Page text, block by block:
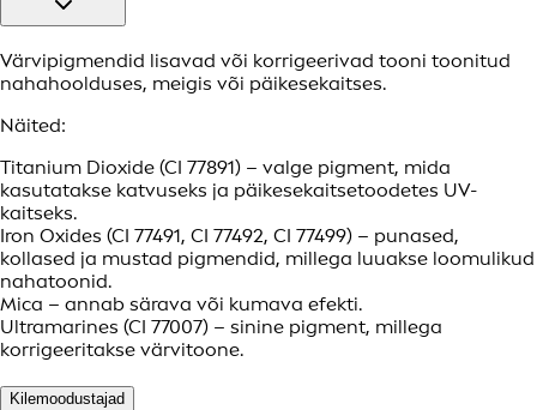
Värvipigmendid lisavad või korrigeerivad tooni toonitud
nahahoolduses, meigis või päikesekaitses.
Näited:
Titanium Dioxide (CI 77891) – valge pigment, mida
kasutatakse katvuseks ja päikesekaitsetoodetes UV-
kaitseks.
Iron Oxides (CI 77491, CI 77492, CI 77499) – punased,
kollased ja mustad pigmendid, millega luuakse loomulikud
nahatoonid.
Mica – annab särava või kumava efekti.
Ultramarines (CI 77007) – sinine pigment, millega
korrigeeritakse värvitoone.
Kilemoodustajad